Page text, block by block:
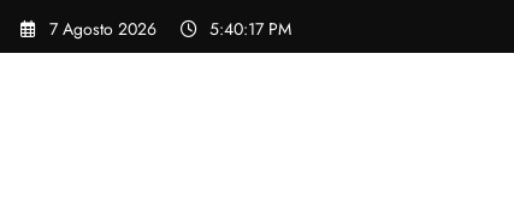
Vai
7 Agosto 2026 5:40:18 PM